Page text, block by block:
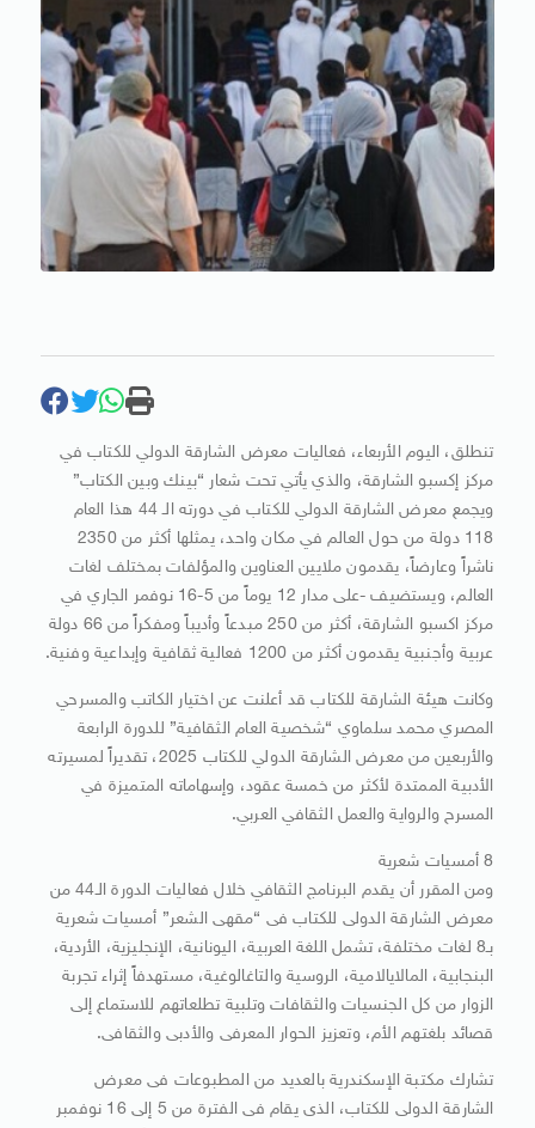
تنطلق، اليوم الأربعاء، فعاليات معرض الشارقة الدولي للكتاب في
مركز إكسبو الشارقة، والذي يأتي تحت شعار “بينك وبين الكتاب”
ويجمع معرض الشارقة الدولي للكتاب في دورته الـ 44 هذا العام
118 دولة من حول العالم في مكان واحد، يمثلها أكثر من 2350
ناشراً وعارضاً، يقدمون ملايين العناوين والمؤلفات بمختلف لغات
العالم، ويستضيف -على مدار 12 يوماً من 5-16 نوفمر الجاري في
مركز اكسبو الشارقة، أكثر من 250 مبدعاً وأديباً ومفكراً من 66 دولة
عربية وأجنبية يقدمون أكثر من 1200 فعالية ثقافية وإبداعية وفنية.
وكانت هيئة الشارقة للكتاب قد أعلنت عن اختيار الكاتب والمسرحي
المصري محمد سلماوي “شخصية العام الثقافية” للدورة الرابعة
والأربعين من معرض الشارقة الدولي للكتاب 2025، تقديراً لمسيرته
الأدبية الممتدة لأكثر من خمسة عقود، وإسهاماته المتميزة في
المسرح والرواية والعمل الثقافي العربي.
8 أمسيات شعرية
ومن المقرر أن يقدم البرنامج الثقافي خلال فعاليات الدورة الـ44 من
معرض الشارقة الدولى للكتاب فى “مقهى الشعر” أمسيات شعرية
بـ8 لغات مختلفة، تشمل اللغة العربية، اليونانية، الإنجليزية، الأردية،
البنجابية، المالايالامية، الروسية والتاغالوغية، مستهدفاً إثراء تجربة
الزوار من كل الجنسيات والثقافات وتلبية تطلعاتهم للاستماع إلى
قصائد بلغتهم الأم، وتعزيز الحوار المعرفى والأدبى والثقافى.
تشارك مكتبة الإسكندرية بالعديد من المطبوعات فى معرض
الشارقة الدولى للكتاب، الذى يقام فى الفترة من 5 إلى 16 نوفمبر